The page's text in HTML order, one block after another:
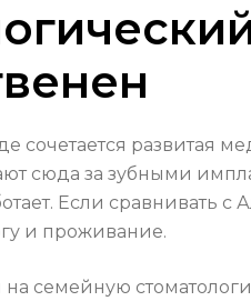
сочетается развитая
сюда за зубными
Если сравнивать
и проживание.
на семейную